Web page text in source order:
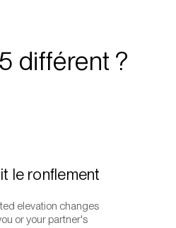
différent ?
le ronflement
elevation changes
or your partner's